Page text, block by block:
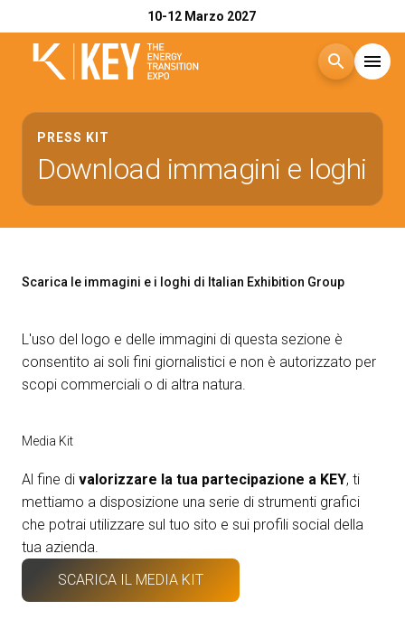
10-12 Marzo 2027
search menu
Menù arrow_right
Esponi arrow_right
Eventi arrow_right
Esporre
Prenota il tuo spazio
PRESS KIT
Download immagini e loghi
Scarica le immagini e i loghi di Italian Exhibition Group
L'uso del logo e delle immagini di questa sezione è
consentito ai soli fini giornalistici e non è autorizzato per
scopi commerciali o di altra natura.
Media Kit
Al fine di valorizzare la tua partecipazione a KEY, ti
mettiamo a disposizione una serie di strumenti grafici
che potrai utilizzare sul tuo sito e sui profili social della
tua azienda.
SCARICA IL MEDIA KIT